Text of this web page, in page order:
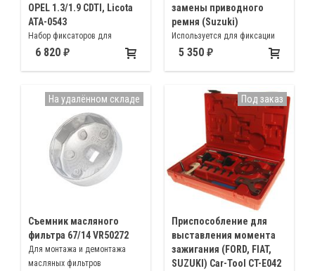
OPEL 1.3/1.9 CDTI, Licota
ATA-0543
Набор фиксаторов для
установки меток ГРМ на
6 820
замены приводного
ремня (Suzuki)
Используется для фиксации
натяжного шкива при замене
MH44S, DAA-MK42S
5 350
Съемник масляного
фильтра 67/14 VR50272
Для монтажа и демонтажа
масляных фильтров
На удалённом складе
Приспособление для
выставления момента
зажигания (FORD, FIAT,
SUZUKI) Car-Tool CT-E042
Под заказ